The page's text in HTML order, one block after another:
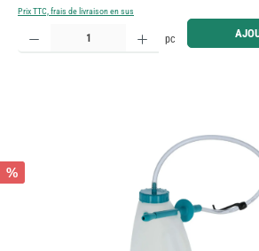
Prix TTC, frais de livraison en sus
Quantité de produit : Entrez la quantité souhaitée ou utilisez
pc
%